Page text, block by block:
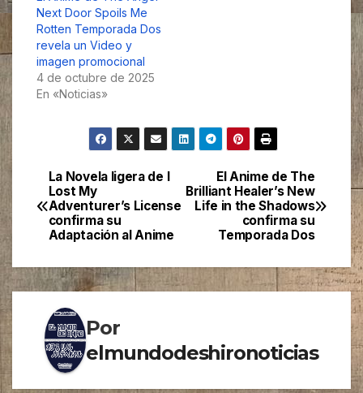
Next Door Spoils Me
Rotten Temporada Dos
revela un Video y
imagen promocional
4 de octubre de 2025
En «Noticias»
Navegación
de
entradas
El Anime de The
Brilliant Healer’s New
Life in the Shadows
confirma su
Temporada Dos
La Novela ligera de I
Lost My
Adventurer’s License
confirma su
Adaptación al Anime
Por
elmundodeshironoticias